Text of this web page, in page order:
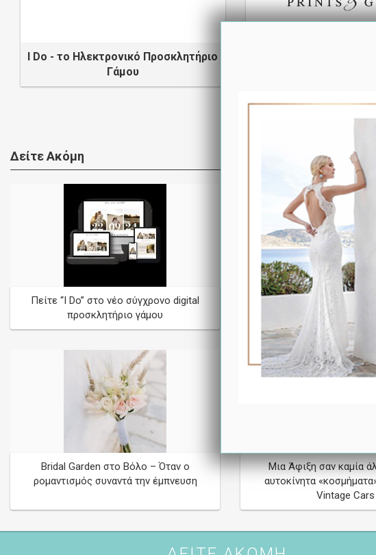
I Do - το Ηλεκτρονικό Προσκλητήριο
Γάμου
Δείτε Ακόμη
Πείτε “I Do” στο νέο σύγχρονο digital
προσκλητήριο γάμου
Gold Wedding Cars –
timeless
Bridal Garden στο Βόλο – Όταν ο
ρομαντισμός συναντά την έμπνευση
Μια Άφιξη σαν καμία
αυτοκίνητα
Vintage Cars